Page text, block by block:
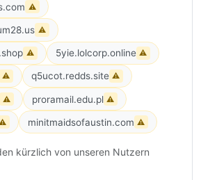
⚠
⚠
⚠ 5yie.lolcorp.online ⚠
⚠ q5ucot.redds.site ⚠
⚠ proramail.edu.pl ⚠
⚠ minitmaidsofaustin.com ⚠
kürzlich von unseren Nutzern